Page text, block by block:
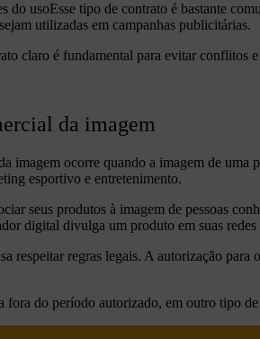
do usoEsse tipo de contrato é bastante
utilizadas em campanhas publicitárias.
claro é fundamental para evitar conflitos
da imagem
imagem ocorre quando a imagem de
esportivo e entretenimento.
seus produtos à imagem de pessoas
digital divulga um produto em suas
respeitar regras legais. A autorização
fora do período autorizado, em outro tipo